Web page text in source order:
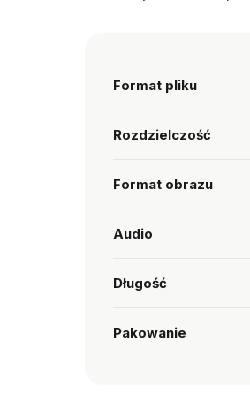
Format pliku
Rozdzielczość
Format obrazu
Audio
Długość
Pakowanie